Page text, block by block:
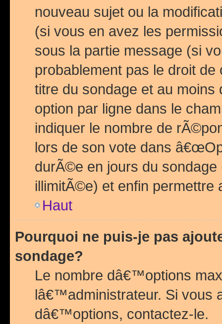
nouveau sujet ou la
(si vous en avez les
sous la partie message (si
probablement pas le droit
titre du sondage et au
option par ligne dans le
indiquer le nombre de
lors de son vote dans
durÃ©e en jours du
illimitÃ©e) et enfin permettre
Haut
Pourquoi ne puis-je pas
sondage?
Le nombre dâ€™options
lâ€™administrateur. Si vous
dâ€™options, contactez-le.